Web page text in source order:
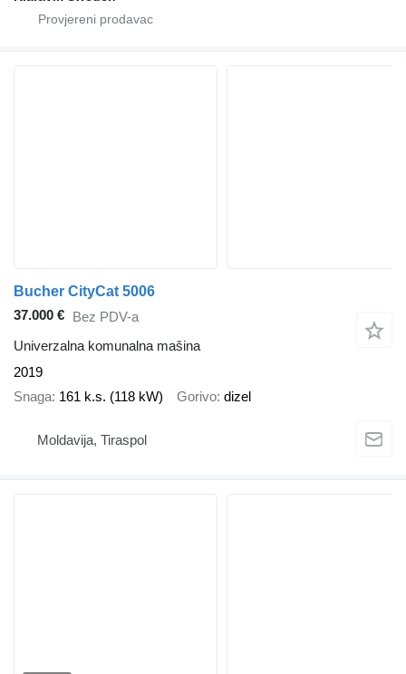
Bucher CityCat 5006
37.000 € Bez PDV-a
Univerzalna komunalna mašina
2019
Snaga 161 k.s. (118 kW) Gorivo dizel
Moldavija, Tiraspol